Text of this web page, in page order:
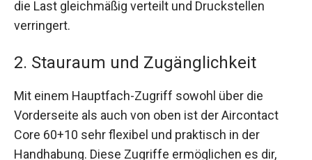
die Last gleichmäßig verteilt und Druckstellen
verringert.
2. Stauraum und Zugänglichkeit
Mit einem Hauptfach-Zugriff sowohl über die
Vorderseite als auch von oben ist der Aircontact
Core 60+10 sehr flexibel und praktisch in der
Handhabung. Diese Zugriffe ermöglichen es dir,